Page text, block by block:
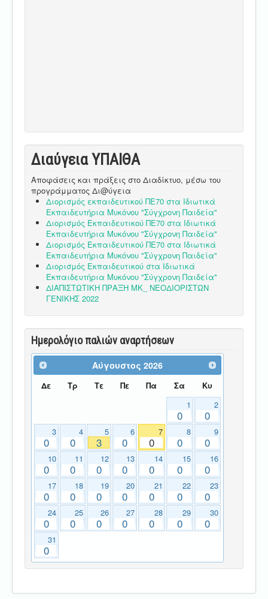
Διαύγεια ΥΠΑΙΘA
Αποφάσεις και πράξεις στο Διαδίκτυο, μέσω του
προγράμματος Δι@ύγεια
Διορισμός εκπαιδευτικού ΠΕ70 στα Ιδιωτικά
Εκπαιδευτήρια Μυκόνου "Σύγχρονη Παιδεία"
Διορισμός Εκπαιδευτικού ΠΕ70 στα Ιδιωτικά
Εκπαιδευτήρια Μυκόνου "Σύγχρονη Παιδεία"
Διορισμός Εκπαιδευτικού ΠΕ70 στα Ιδιωτικά
Εκπαιδευτήρια Μυκόνου "Σύγχρονη Παιδεία"
Διορισμός Εκπαιδευτικού στα Ιδιωτικά
Εκπαιδευτήρια Μυκόνου "Σύγχρονη Παιδεία"
ΔΙΑΠΙΣΤΩΤΙΚΗ ΠΡΑΞΗ ΜΚ_ ΝΕΟΔΙΟΡΙΣΤΩΝ
ΓΕΝΙΚΗΣ 2022
Ημερολόγιο παλιών αναρτήσεων
Αύγουστος 2026
Δε Τρ Τε Πε Πα Σα Κυ
1
0
2
0
3
0
4
0
5
3
6
0
7
0
8
0
9
0
10
0
11
0
12
0
13
0
14
0
15
0
16
0
17
0
18
0
19
0
20
0
21
0
22
0
23
0
24
0
25
0
26
0
27
0
28
0
29
0
30
0
31
0